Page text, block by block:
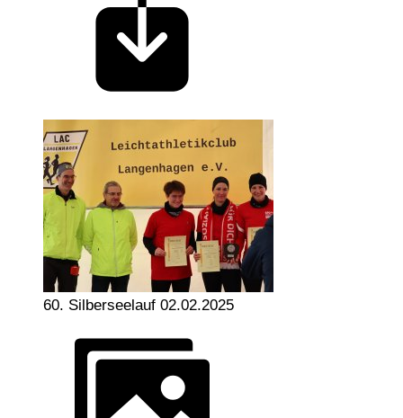
60. Silberseelauf 02.02.2025